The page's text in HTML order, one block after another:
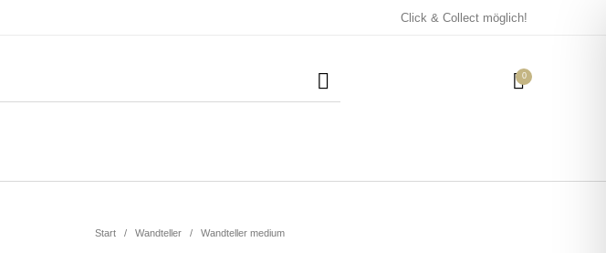
Click & Collect möglich!
0
Start / Wandteller / Wandteller medium